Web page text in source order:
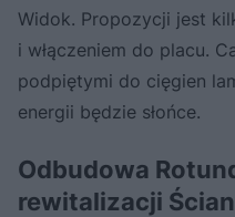
Widok. Propozycji jest
i włączeniem do placu.
podpiętymi do cięgien
energii będzie słońce.
Odbudowa
rewitalizacji